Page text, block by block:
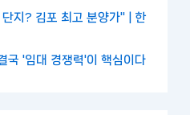
지? 김포 최고 분양가" | 한
국 '임대 경쟁력'이 핵심이다